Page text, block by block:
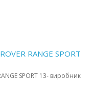
RANGE SPORT
SPORT 13- виробник